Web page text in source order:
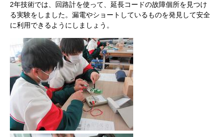
2年技術では、回路計を使って、延長コードの故障個所を見つけ
る実験をしました。漏電やショートしているものを発見して安全
に利用できるようにしましょう。